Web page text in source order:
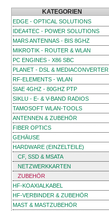
KATEGORIEN
EDGE - OPTICAL SOLUTIONS
IDEA4TEC - POWER SOLUTIONS
MARS ANTENNAS - BIS 8GHZ
MIKROTIK - ROUTER & WLAN
PC ENGINES - X86 SBC
PLANET - DSL & MEDIACONVERTER
RF-ELEMENTS - WLAN
SIAE 4GHZ - 80GHZ PTP
SIKLU - E- & V-BAND RADIOS
TAMOSOFT WLAN-TOOLS
ANTENNEN & ZUBEHÖR
FIBER OPTICS
GEHÄUSE
HARDWARE (EINZELTEILE)
CF, SSD & MSATA
NETZWERKKARTEN
ZUBEHÖR
HF-KOAXIALKABEL
HF-VERBINDER & ZUBEHÖR
MAST & MASTZUBEHÖR